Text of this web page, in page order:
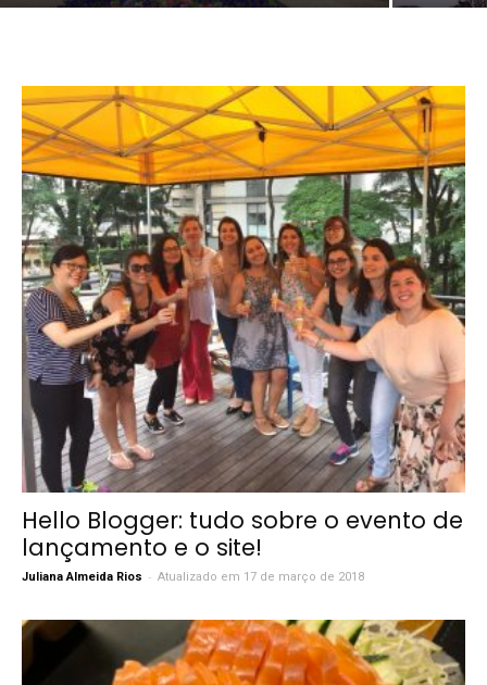
Hello Blogger: tudo sobre o evento de
lançamento e o site!
Juliana Almeida Rios - Atualizado em 17 de março de 2018